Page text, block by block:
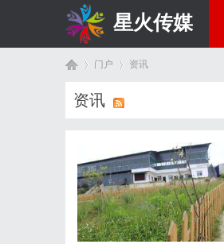
星火传媒
门户 资讯
资讯